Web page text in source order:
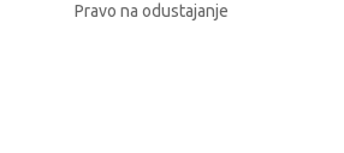
Pravo na odustajanje